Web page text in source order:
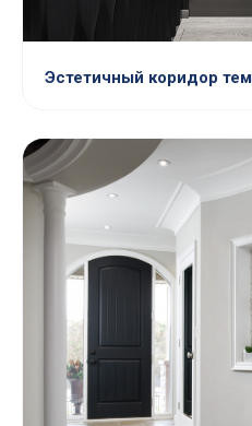
Эстетичный коридор